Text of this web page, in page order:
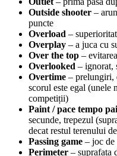
Outside shooter –
puncte
Overload –
Overplay – a juca cu
Over the top –
Overlooked – ignorat,
Overtime – prelungiri,
scorul este egal (unele
competiții)
Paint / pace tempo
secunde, trepezul
decat restul terenului
Passing game – joc de
Perimeter – suprafața